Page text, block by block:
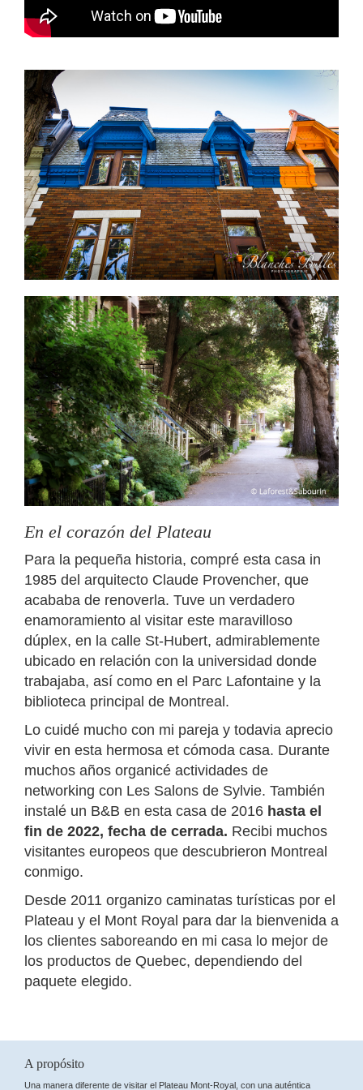
En el corazón del Plateau
Para la pequeña historia, compré esta casa in
1985 del arquitecto Claude Provencher, que
acababa de renoverla. Tuve un verdadero
enamoramiento al visitar este maravilloso
dúplex, en la calle St-Hubert, admirablemente
ubicado en relación con la universidad donde
trabajaba, así como en el Parc Lafontaine y la
biblioteca principal de Montreal.
Lo cuidé mucho con mi pareja y todavia aprecio
vivir en esta hermosa et cómoda casa. Durante
muchos años organicé actividades de
networking con Les Salons de Sylvie. También
instalé un B&B en esta casa de 2016 hasta el
fin de 2022, fecha de cerrada. Recibi muchos
visitantes europeos que descubrieron Montreal
conmigo.
Desde 2011 organizo caminatas turísticas por el
Plateau y el Mont Royal para dar la bienvenida a
los clientes saboreando en mi casa lo mejor de
los productos de Quebec, dependiendo del
paquete elegido.
A propósito
Una manera diferente de visitar el Plateau Mont-Royal, con una auténtica